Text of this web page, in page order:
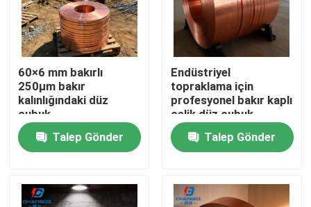
Ana sayfa
Ürünler
60×6 mm bakırlı
250μm bakır
kalınlığındaki düz
çubuk
Talep Gönder
Endüstriyel
topraklama için
profesyonel bakır kaplı
çelik düz çubuk
Talep Gönder